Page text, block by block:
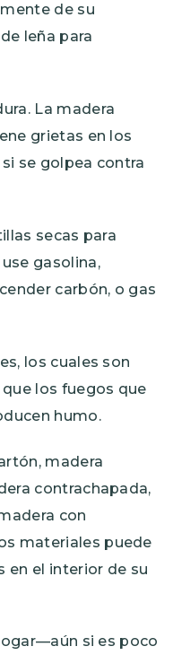
de su
leña para
La madera
grietas en los
se golpea contra
secas para
gasolina,
carbón, o gas
los cuales son
los fuegos que
humo.
madera
contrachapada,
con
materiales puede
en el interior de su
si es poco